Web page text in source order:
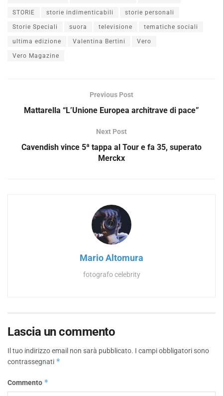
STORIE storie indimenticabili storie personali
Storie Speciali suora televisione tematiche sociali
ultima edizione Valentina Bertini Vero
Vero Magazine
Previous Post
Mattarella “L’Unione Europea architrave di pace”
Next Post
Cavendish vince 5ª tappa al Tour e fa 35, superato
Merckx
Mario Altomura
fotografo celebrity
Lascia un commento
Il tuo indirizzo email non sarà pubblicato. I campi obbligatori sono
contrassegnati *
Commento *